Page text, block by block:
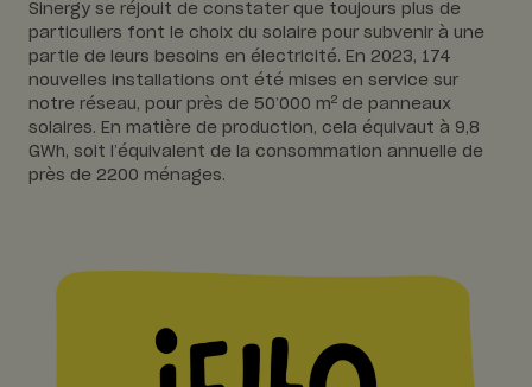
Sinergy se réjouit de constater que toujours plus de
particuliers font le choix du solaire pour subvenir à une
partie de leurs besoins en électricité. En 2023, 174
nouvelles installations ont été mises en service sur
notre réseau, pour près de 50’000 m2 de panneaux
solaires. En matière de production, cela équivaut à 9,8
GWh, soit l’équivalent de la consommation annuelle de
près de 2200 ménages.